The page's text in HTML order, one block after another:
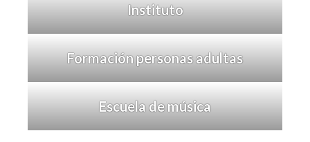
Instituto
Formación personas adultas
Escuela de música